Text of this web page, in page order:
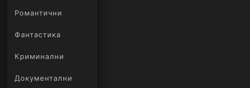
Романтични
Фантастика
Криминални
Документални